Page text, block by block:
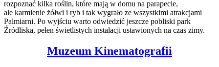
rozpoznać kilka roślin, które mają w domu na parapecie,
ale karmienie żółwi i ryb i tak wygrało ze wszystkimi atrakcjami
Palmiarni. Po wyjściu warto odwiedzić jeszcze pobliski park
Źródliska, pełen świetlistych instalacji ustawionych na czas zimy.
Muzeum Kinematografii